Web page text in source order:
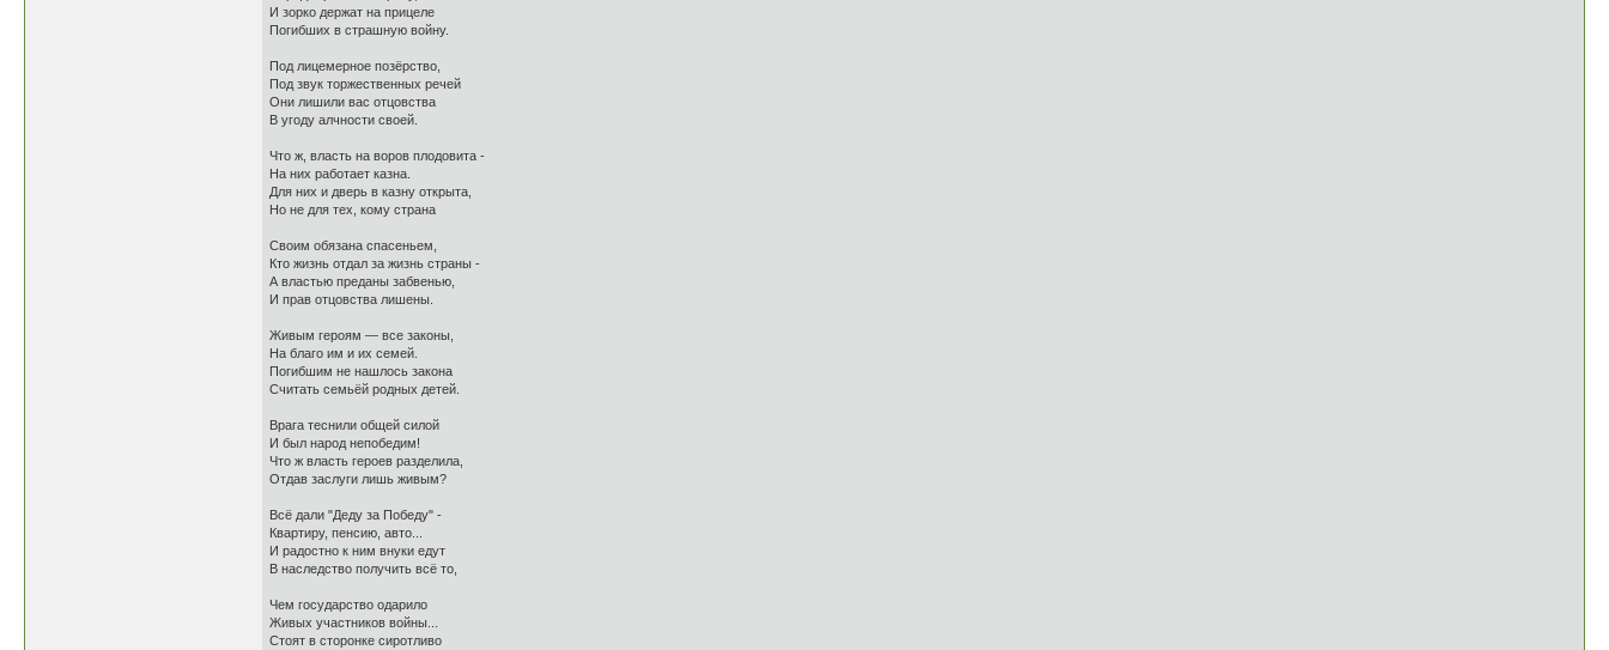
И зорко держат на прицеле
Погибших в страшную войну.
Под лицемерное позёрство,
Под звук торжественных речей
Они лишили вас отцовства
В угоду алчности своей.
Что ж, власть на воров плодовита -
На них работает казна.
Для них и дверь в казну открыта,
Но не для тех, кому страна
Своим обязана спасеньем,
Кто жизнь отдал за жизнь страны -
А властью преданы забвенью,
И прав отцовства лишены.
Живым героям — все законы,
На благо им и их семей.
Погибшим не нашлось закона
Считать семьёй родных детей.
Врага теснили общей силой
И был народ непобедим!
Что ж власть героев разделила,
Отдав заслуги лишь живым?
Всё дали "Деду за Победу" -
Квартиру, пенсию, авто...
И радостно к ним внуки едут
В наследство получить всё то,
Чем государство одарило
Живых участников войны...
Стоят в сторонке сиротливо